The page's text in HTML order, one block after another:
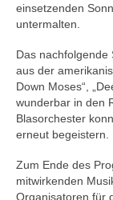
einsetzenden
untermalten.
Das nachfolgende
aus der
Down Moses“,
wunderbar in den
Blasorchester
erneut begeistern.
Zum Ende des
mitwirkenden
Organisatoren für